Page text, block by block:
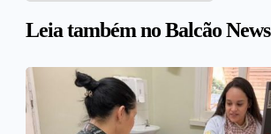
Leia também no Balcão News